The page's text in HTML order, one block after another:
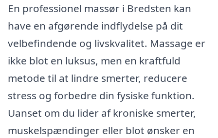
En professionel massør i Bredsten kan
have en afgørende indflydelse på dit
velbefindende og livskvalitet. Massage er
ikke blot en luksus, men en kraftfuld
metode til at lindre smerter, reducere
stress og forbedre din fysiske funktion.
Uanset om du lider af kroniske smerter,
muskelspændinger eller blot ønsker en